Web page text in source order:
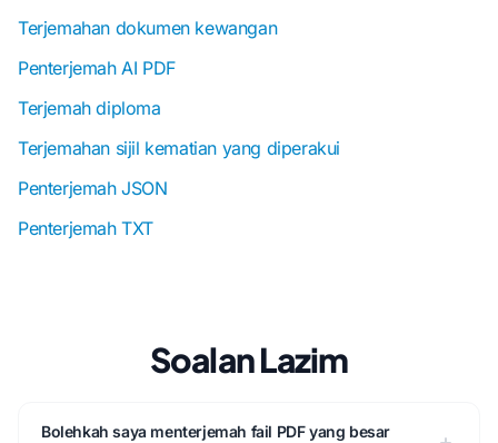
Terjemahan dokumen kewangan
Penterjemah AI PDF
Terjemah diploma
Terjemahan sijil kematian yang diperakui
Penterjemah JSON
Penterjemah TXT
Soalan Lazim
Bolehkah saya menterjemah fail PDF yang besar